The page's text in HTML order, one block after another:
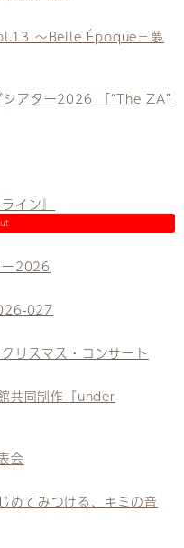
～Belle Époque－夢
アター2026 「“The ZA”
イン』
2026
027
リスマス・コンサート
共同制作『under
会
めてみつける、キミの音